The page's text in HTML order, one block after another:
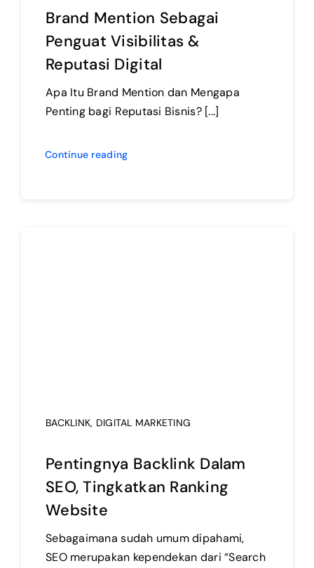
Brand Mention Sebagai
Penguat Visibilitas &
Reputasi Digital
Apa Itu Brand Mention dan Mengapa
Penting bagi Reputasi Bisnis? [...]
Continue reading
BACKLINK, DIGITAL MARKETING
Pentingnya Backlink Dalam
SEO, Tingkatkan Ranking
Website
Sebagaimana sudah umum dipahami,
SEO merupakan kependekan dari “Search